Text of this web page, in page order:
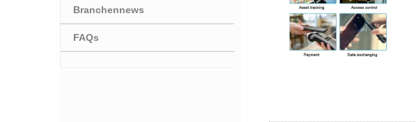
Branchennews
FAQs